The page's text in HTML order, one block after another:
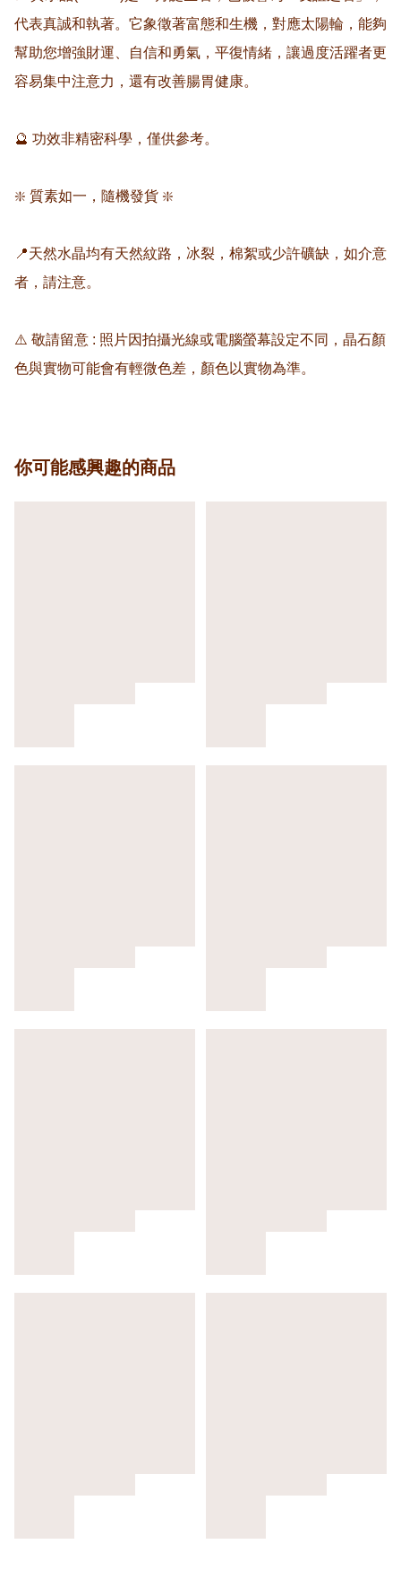
代表真誠和執著。它象徵著富態和生機，對應太陽輪，能夠
幫助您增強財運、自信和勇氣，平復情緒，讓過度活躍者更
容易集中注意力，還有改善腸胃健康。
🔮 功效非精密科學，僅供參考。
❇️ 質素如一，隨機發貨 ❇️
📍天然水晶均有天然紋路，冰裂，棉絮或少許礦缺，如介意
者，請注意。
⚠️ 敬請留意 : 照片因拍攝光線或電腦螢幕設定不同，晶石顏
色與實物可能會有輕微色差，顏色以實物為準。
你可能感興趣的商品